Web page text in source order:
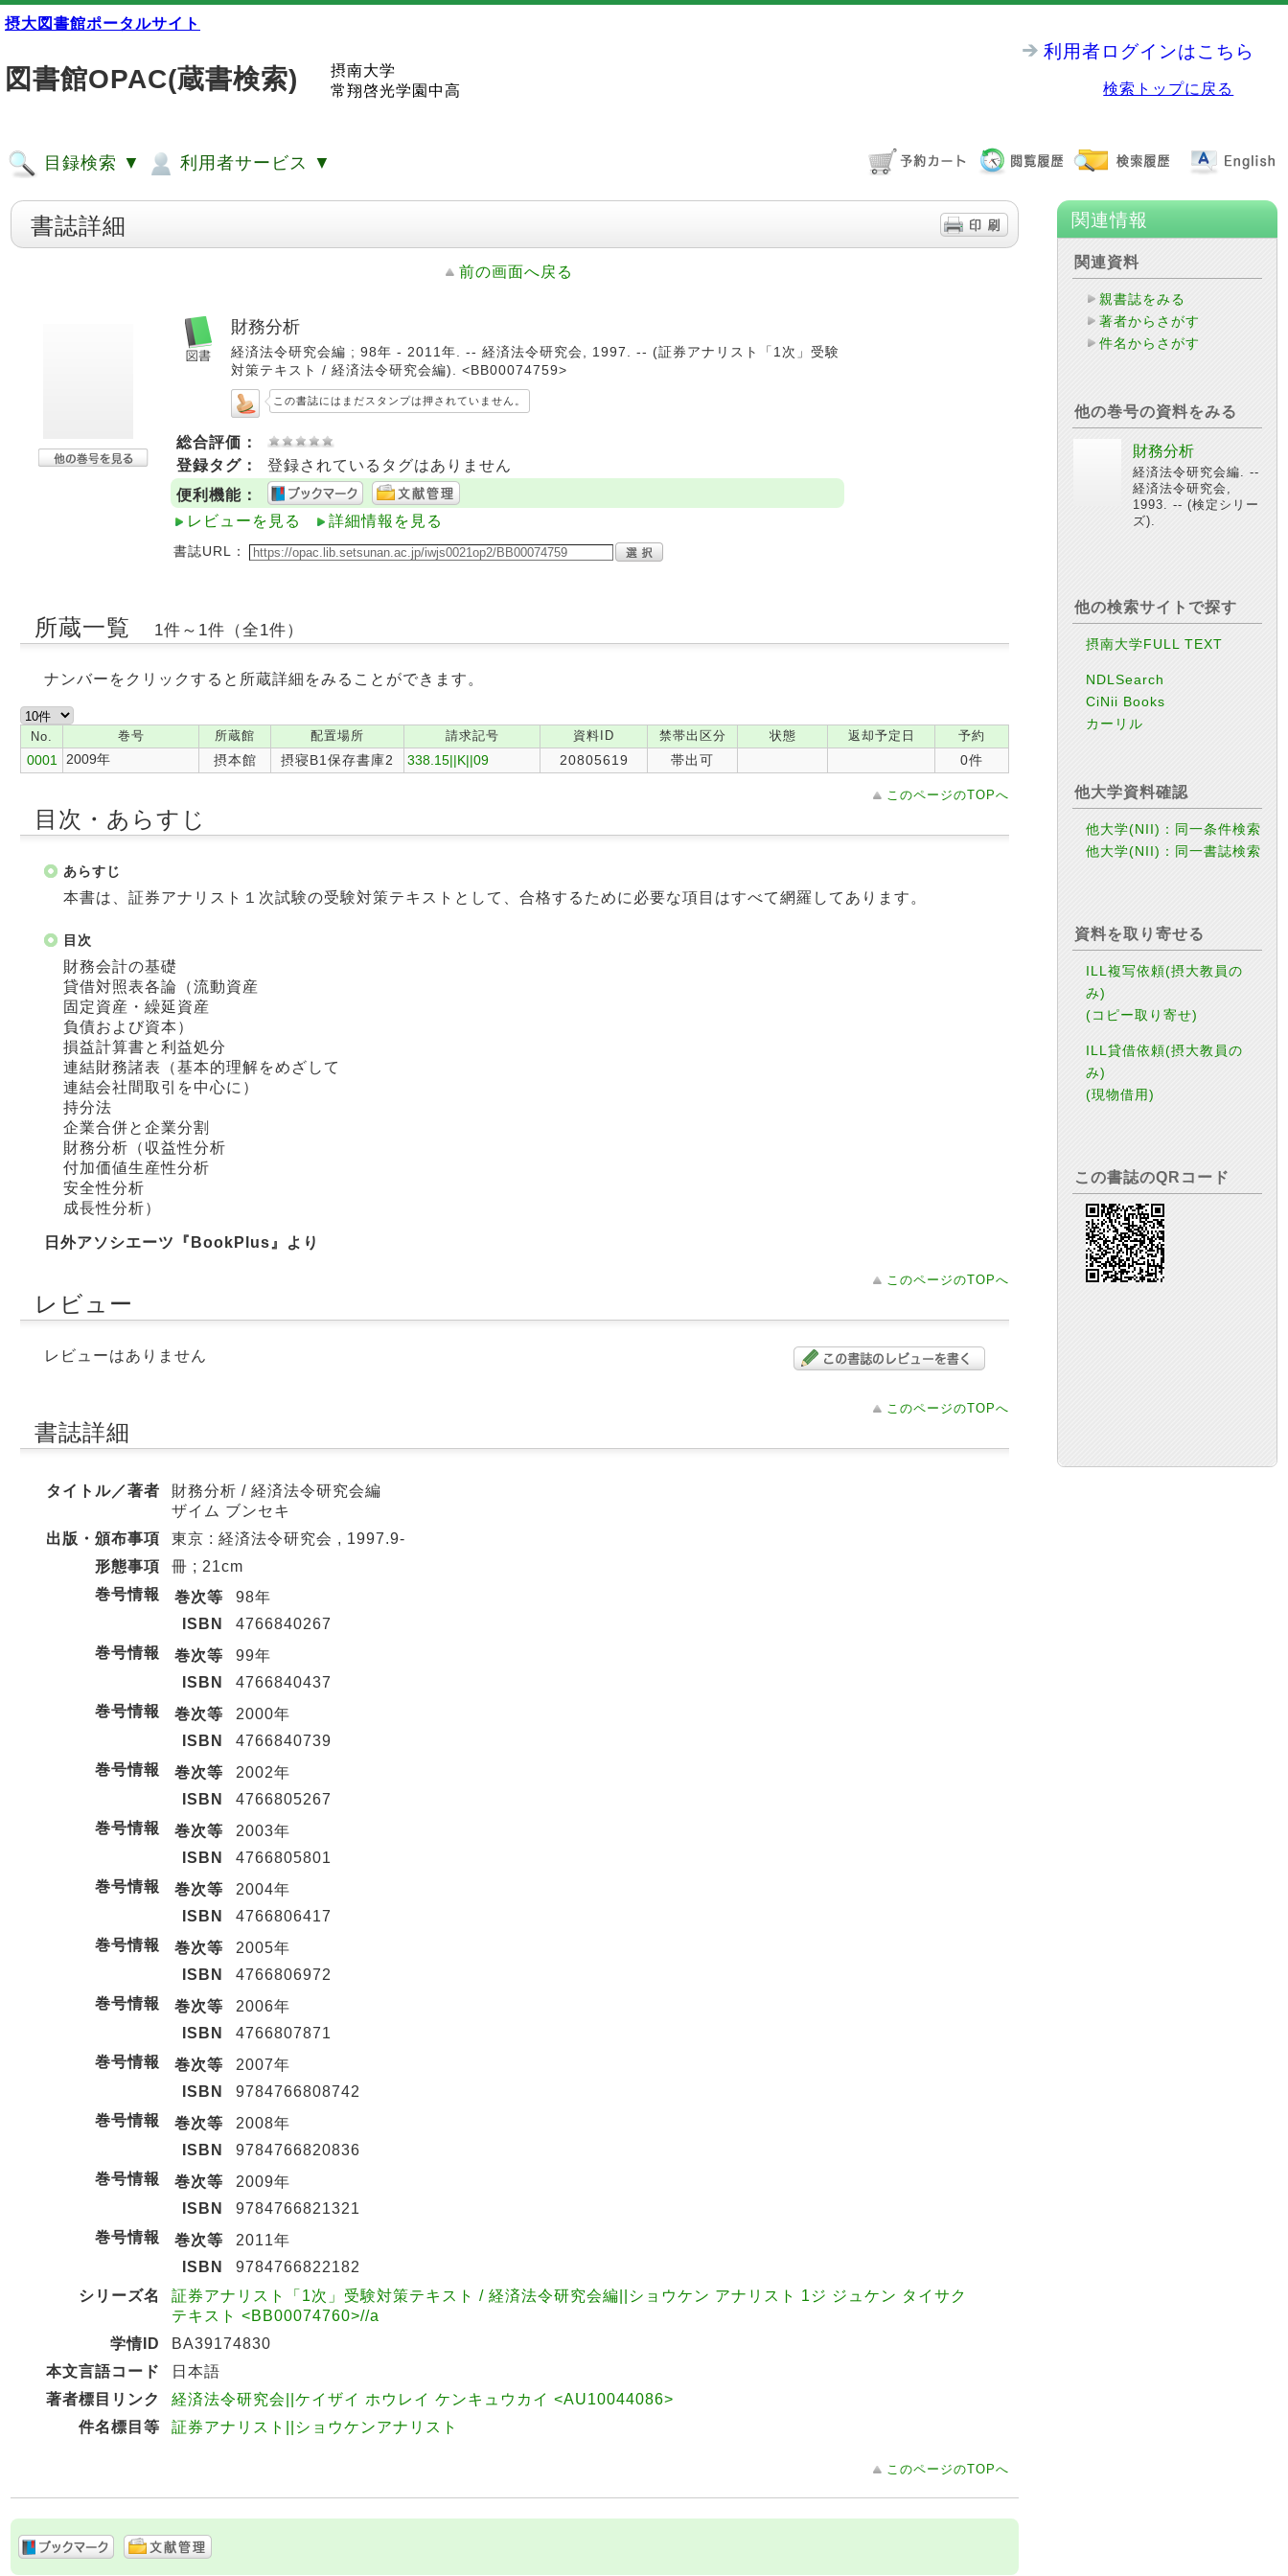
摂大図書館ポータルサイト
図書館OPAC(蔵書検索)
摂南大学
常翔啓光学園中高
利用者ログインはこちら
検索トップに戻る
目録検索 ▼ 利用者サービス ▼
書誌詳細
前の画面へ戻る
財務分析
経済法令研究会編 ; 98年 - 2011年. -- 経済法令研究会, 1997. -- (証券アナリスト「1次」受験
対策テキスト / 経済法令研究会編). <BB00074759>
この書誌にはまだスタンプは押されていません。
総合評価：
登録タグ：
登録されているタグはありません
便利機能：
レビューを見る
詳細情報を見る
書誌URL：
所蔵一覧 1件～1件（全1件）
ナンバーをクリックすると所蔵詳細をみることができます。
No. 巻号 所蔵館 配置場所 請求記号 資料ID 禁帯出区分 状態 返却予定日 予約
0001 2009年 摂本館 摂寝B1保存書庫2 338.15||K||09 20805619 帯出可 0件
このページのTOPへ
目次・あらすじ
あらすじ
本書は、証券アナリスト１次試験の受験対策テキストとして、合格するために必要な項目はすべて網羅してあります。
目次
財務会計の基礎
貸借対照表各論（流動資産
固定資産・繰延資産
負債および資本）
損益計算書と利益処分
連結財務諸表（基本的理解をめざして
連結会社間取引を中心に）
持分法
企業合併と企業分割
財務分析（収益性分析
付加価値生産性分析
安全性分析
成長性分析）
日外アソシエーツ『BookPlus』より
このページのTOPへ
レビュー
レビューはありません
このページのTOPへ
書誌詳細
タイトル／著者
財務分析 / 経済法令研究会編
ザイム ブンセキ
出版・頒布事項
東京 : 経済法令研究会 , 1997.9-
形態事項
冊 ; 21cm
巻号情報
巻次等
98年
ISBN
4766840267
巻号情報
巻次等
99年
ISBN
4766840437
巻号情報
巻次等
2000年
ISBN
4766840739
巻号情報
巻次等
2002年
ISBN
4766805267
巻号情報
巻次等
2003年
ISBN
4766805801
巻号情報
巻次等
2004年
ISBN
4766806417
巻号情報
巻次等
2005年
ISBN
4766806972
巻号情報
巻次等
2006年
ISBN
4766807871
巻号情報
巻次等
2007年
ISBN
9784766808742
巻号情報
巻次等
2008年
ISBN
9784766820836
巻号情報
巻次等
2009年
ISBN
9784766821321
巻号情報
巻次等
2011年
ISBN
9784766822182
シリーズ名
証券アナリスト「1次」受験対策テキスト / 経済法令研究会編||ショウケン アナリスト 1ジ ジュケン タイサク
テキスト <BB00074760>//a
学情ID
BA39174830
本文言語コード
日本語
著者標目リンク
経済法令研究会||ケイザイ ホウレイ ケンキュウカイ <AU10044086>
件名標目等
証券アナリスト||ショウケンアナリスト
このページのTOPへ
関連情報
関連資料
親書誌をみる
著者からさがす
件名からさがす
他の巻号の資料をみる
財務分析
経済法令研究会編. --
経済法令研究会,
1993. -- (検定シリー
ズ).
他の検索サイトで探す
摂南大学FULL TEXT
NDLSearch
CiNii Books
カーリル
他大学資料確認
他大学(NII)：同一条件検索
他大学(NII)：同一書誌検索
資料を取り寄せる
ILL複写依頼(摂大教員の
み)
(コピー取り寄せ)
ILL貸借依頼(摂大教員の
み)
(現物借用)
この書誌のQRコード